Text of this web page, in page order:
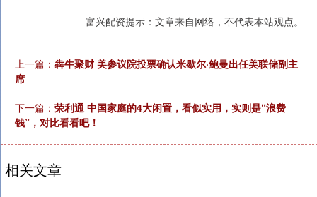
富兴配资提示：文章来自网络，不代表本站观点。
上一篇： 犇牛聚财 美参议院投票确认米歇尔·鲍曼出任美联储副主
席
下一篇： 荣利通 中国家庭的4大闲置，看似实用，实则是“浪费
钱”，对比看看吧！
相关文章